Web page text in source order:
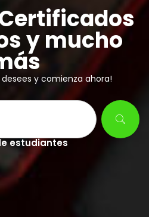
y mucho
desees y comienza ahora!
estudiantes